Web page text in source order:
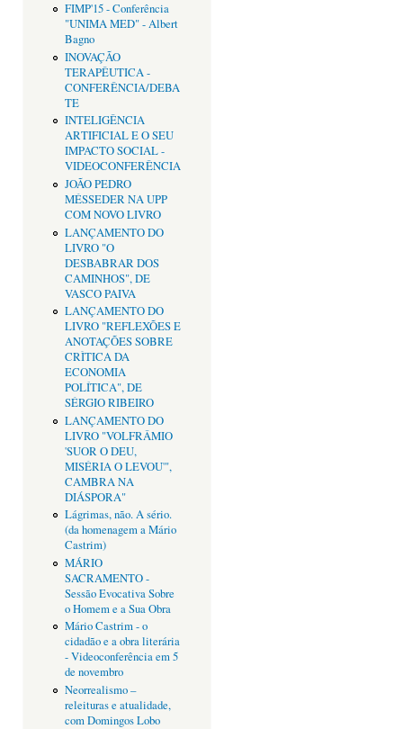
FIMP'15 - Conferência
"UNIMA MED" - Albert
Bagno
INOVAÇÃO
TERAPÊUTICA -
CONFERÊNCIA/DEBA
TE
INTELIGÊNCIA
ARTIFICIAL E O SEU
IMPACTO SOCIAL -
VIDEOCONFERÊNCIA
JOÃO PEDRO
MÉSSEDER NA UPP
COM NOVO LIVRO
LANÇAMENTO DO
LIVRO "O
DESBABRAR DOS
CAMINHOS", DE
VASCO PAIVA
LANÇAMENTO DO
LIVRO "REFLEXÕES E
ANOTAÇÕES SOBRE
CRÌTICA DA
ECONOMIA
POLÍTICA", DE
SÉRGIO RIBEIRO
LANÇAMENTO DO
LIVRO "VOLFRÂMIO
'SUOR O DEU,
MISÉRIA O LEVOU'",
CAMBRA NA
DIÁSPORA"
Lágrimas, não. A sério.
(da homenagem a Mário
Castrim)
MÁRIO
SACRAMENTO -
Sessão Evocativa Sobre
o Homem e a Sua Obra
Mário Castrim - o
cidadão e a obra literária
- Videoconferência em 5
de novembro
Neorrealismo –
releituras e atualidade,
com Domingos Lobo